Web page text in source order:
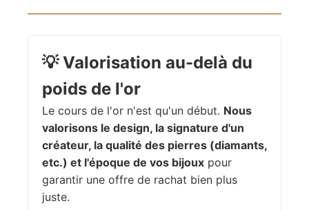
💡Valorisation au-delà du
poids de l'or
Le cours de l'or n'est qu'un début. Nous
valorisons le design, la signature d'un
créateur, la qualité des pierres (diamants,
etc.) et l'époque de vos bijoux pour
garantir une offre de rachat bien plus
juste.